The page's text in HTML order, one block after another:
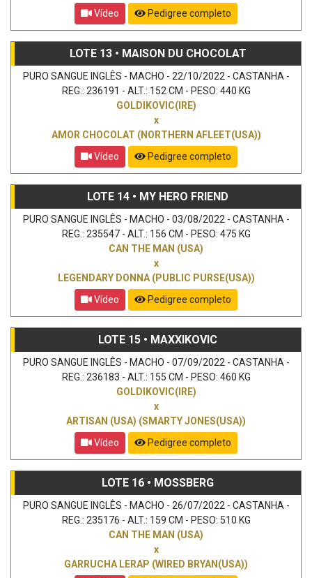
Vídeo
Pedigree completo
LOTE 13 • MAISON DU CHOCOLAT
PURO SANGUE INGLÊS - MACHO - 22/10/2022 - CASTANHA -
REG.: 236191 - ALT.: 152 CM - PESO: 440 KG
GOLDIKOVIC(IRE)
x
AMOR CHOCOLAT (NORTHERN AFLEET(USA))
Vídeo
Pedigree completo
LOTE 14 • MY HERO FRIEND
PURO SANGUE INGLÊS - MACHO - 03/08/2022 - CASTANHA -
REG.: 235547 - ALT.: 156 CM - PESO: 475 KG
CAN THE MAN (USA)
x
LEGENDARY DONNA (PUBLIC PURSE(USA))
Vídeo
Pedigree completo
LOTE 15 • MAXXIKOVIC
PURO SANGUE INGLÊS - MACHO - 07/09/2022 - CASTANHA -
REG.: 236183 - ALT.: 155 CM - PESO: 460 KG
GOLDIKOVIC(IRE)
x
ARTISAN (USA) (SMARTY JONES(USA))
Vídeo
Pedigree completo
LOTE 16 • MOSSBERG
PURO SANGUE INGLÊS - MACHO - 26/07/2022 - CASTANHA -
REG.: 235176 - ALT.: 159 CM - PESO: 510 KG
CAN THE MAN (USA)
x
GARRUCHA LERAP (WIRED BRYAN(USA))